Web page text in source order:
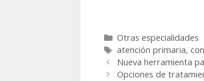
Categorías
Otras especialidades
Etiquetas
atención primaria,
Nueva herramienta
Opciones de